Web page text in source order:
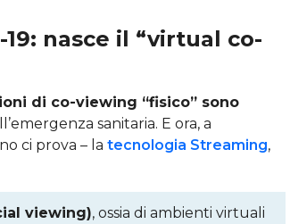
nasce il “virtual co-
di co-viewing “fisico” sono
sanitaria. E ora, a
ci prova – la tecnologia Streaming,
viewing), ossia di ambienti virtuali